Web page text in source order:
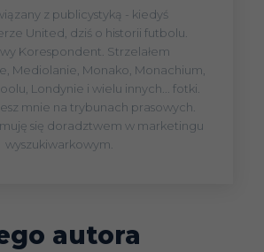
z publicystyką - kiedyś
United, dziś o historii futbolu.
Korespondent. Strzelałem
Mediolanie, Monako, Monachium,
Londynie i wielu innych... fotki.
mnie na trybunach prasowych.
się doradztwem w marketingu
wyszukiwarkowym.
autora